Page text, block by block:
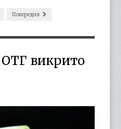
Попередня
викрито